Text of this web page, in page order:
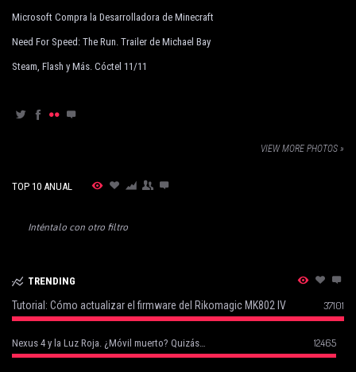
Microsoft Compra la Desarrolladora de Minecraft
Need For Speed: The Run. Trailer de Michael Bay
Steam, Flash y Más. Cóctel 11/11
VIEW MORE PHOTOS »
TOP 10 ANUAL
Inténtalo con otro filtro
TRENDING
Tutorial: Cómo actualizar el firmware del Rikomagic MK802 IV 37101
Nexus 4 y la Luz Roja. ¿Móvil muerto? Quizás… 12465